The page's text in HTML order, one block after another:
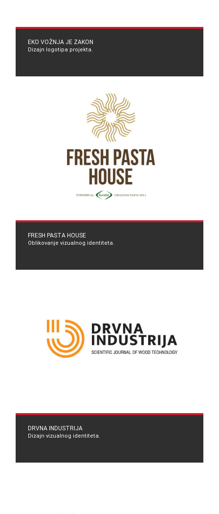
EKO VOŽNJA JE ZAKON
Dizajn logotipa projekta.
FRESH PASTA HOUSE
Oblikovanje vizualnog identiteta.
DRVNA INDUSTRIJA
Dizajn vizualnog identiteta.